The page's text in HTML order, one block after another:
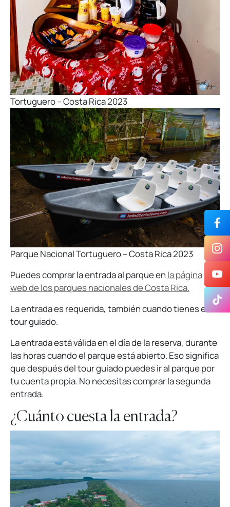
Tortuguero – Costa Rica 2023
Parque Nacional Tortuguero – Costa Rica 2023
Puedes comprar la entrada al parque en la página
web de los parques nacionales de Costa Rica.
La entrada es requerida, también cuando tienes el
tour guiado.
La entrada está válida en el día de la reserva, durante
las horas cuando el parque está abierto. Eso significa
que después del tour guiado puedes ir al parque por
tu cuenta propia. No necesitas comprar la segunda
entrada.
¿Cuánto cuesta la entrada?